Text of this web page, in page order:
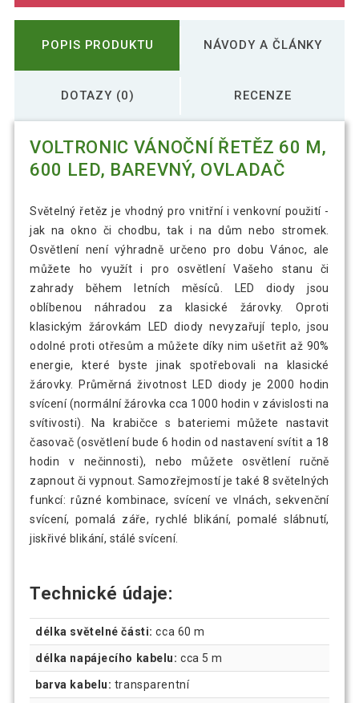
VOLTRONIC Vánoční řetěz 5 m, 50 LED,
barevný, ovladač
POPIS PRODUKTU NÁVODY A ČLÁNKY
DOTAZY (0) RECENZE
VOLTRONIC VÁNOČNÍ ŘETĚZ 60 M,
600 LED, BAREVNÝ, OVLADAČ
Světelný řetěz je vhodný pro vnitřní i venkovní použití -
jak na okno či chodbu, tak i na dům nebo stromek.
Osvětlení není výhradně určeno pro dobu Vánoc, ale
můžete ho využít i pro osvětlení Vašeho stanu či
zahrady během letních měsíců. LED diody jsou
oblíbenou náhradou za klasické žárovky. Oproti
klasickým žárovkám LED diody nevyzařují teplo, jsou
odolné proti otřesům a můžete díky nim ušetřit až 90%
energie, které byste jinak spotřebovali na klasické
žárovky. Průměrná životnost LED diody je 2000 hodin
svícení (normální žárovka cca 1000 hodin v závislosti na
svítivosti). Na krabičce s bateriemi můžete nastavit
časovač (osvětlení bude 6 hodin od nastavení svítit a 18
hodin v nečinnosti), nebo můžete osvětlení ručně
zapnout či vypnout. Samozřejmostí je také 8 světelných
funkcí: různé kombinace, svícení ve vlnách, sekvenční
svícení, pomalá záře, rychlé blikání, pomalé slábnutí,
jiskřivé blikání, stálé svícení.
Technické údaje:
délka světelné části: cca 60 m
délka napájecího kabelu: cca 5 m
barva kabelu: transparentní